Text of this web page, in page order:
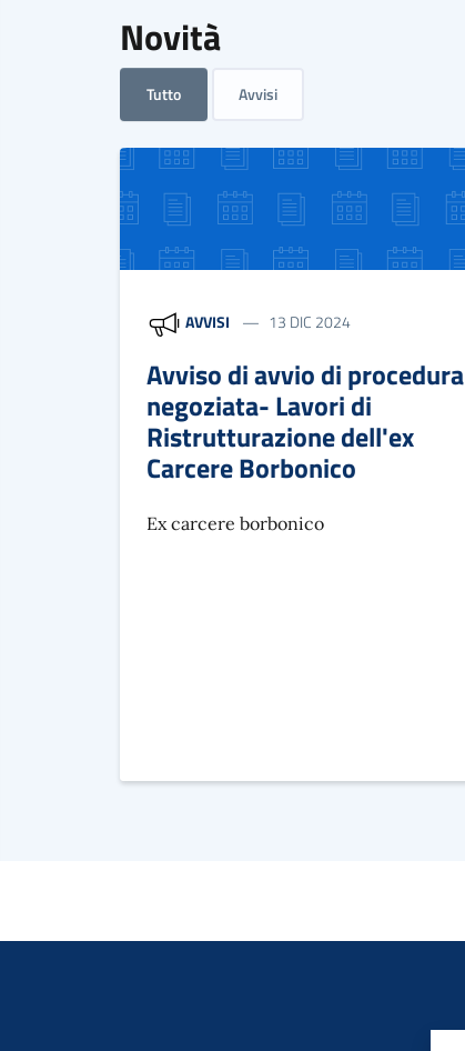
Novità
Tutto Avvisi
AVVISI 13 DIC 2024
Avviso di avvio di procedura
negoziata- Lavori di
Ristrutturazione dell'ex
Carcere Borbonico
Ex carcere borbonico